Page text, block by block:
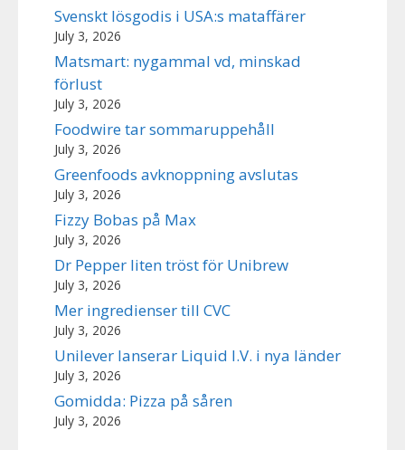
Svenskt lösgodis i USA:s mataffärer
July 3, 2026
Matsmart: nygammal vd, minskad
förlust
July 3, 2026
Foodwire tar sommaruppehåll
July 3, 2026
Greenfoods avknoppning avslutas
July 3, 2026
Fizzy Bobas på Max
July 3, 2026
Dr Pepper liten tröst för Unibrew
July 3, 2026
Mer ingredienser till CVC
July 3, 2026
Unilever lanserar Liquid I.V. i nya länder
July 3, 2026
Gomidda: Pizza på såren
July 3, 2026